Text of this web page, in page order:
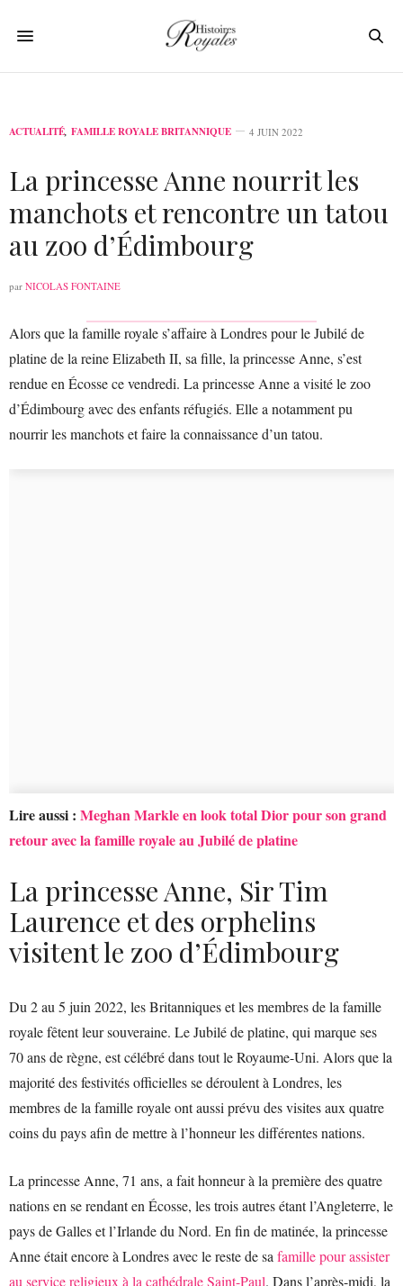
ACTUALITÉ, FAMILLE ROYALE BRITANNIQUE 4 JUIN 2022
La princesse Anne nourrit les
manchots et rencontre un tatou
au zoo d’Édimbourg
par NICOLAS FONTAINE
Alors que la famille royale s’affaire à Londres pour le Jubilé de
platine de la reine Elizabeth II, sa fille, la princesse Anne, s’est
rendue en Écosse ce vendredi. La princesse Anne a visité le zoo
d’Édimbourg avec des enfants réfugiés. Elle a notamment pu
nourrir les manchots et faire la connaissance d’un tatou.
Lire aussi : Meghan Markle en look total Dior pour son grand
retour avec la famille royale au Jubilé de platine
La princesse Anne, Sir Tim
Laurence et des orphelins
visitent le zoo d’Édimbourg
Du 2 au 5 juin 2022, les Britanniques et les membres de la famille
royale fêtent leur souveraine. Le Jubilé de platine, qui marque ses
70 ans de règne, est célébré dans tout le Royaume-Uni. Alors que la
majorité des festivités officielles se déroulent à Londres, les
membres de la famille royale ont aussi prévu des visites aux quatre
coins du pays afin de mettre à l’honneur les différentes nations.
La princesse Anne, 71 ans, a fait honneur à la première des quatre
nations en se rendant en Écosse, les trois autres étant l’Angleterre, le
pays de Galles et l’Irlande du Nord. En fin de matinée, la princesse
Anne était encore à Londres avec le reste de sa famille pour assister
au service religieux à la cathédrale Saint-Paul. Dans l’après-midi, la